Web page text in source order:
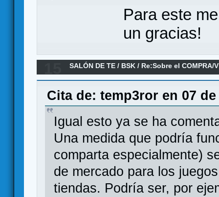
Para este
un gracias!
SALÓN DE TE / BSK / Re:Sobre el COMPRA/
Cita de: temp3ror en 07
Igual esto ya se ha
Una medida que podría
comparta especialmente)
de mercado para los
tiendas. Podría ser, por